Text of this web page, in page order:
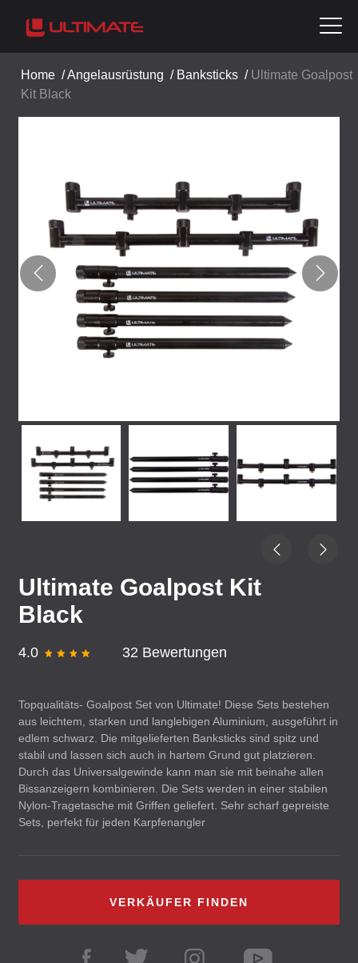
Home /Angelausrüstung / Banksticks / Ultimate Goalpost
Kit Black
Ultimate Goalpost Kit
Black
4.0 32 Bewertungen
Topqualitäts- Goalpost Set von Ultimate! Diese Sets bestehen
aus leichtem, starken und langlebigen Aluminium, ausgeführt in
edlem schwarz. Die mitgelieferten Banksticks sind spitz und
stabil und lassen sich auch in hartem Grund gut platzieren.
Durch das Universalgewinde kann man sie mit beinahe allen
Bissanzeigern kombinieren. Die Sets werden in einer stabilen
Nylon-Tragetasche mit Griffen geliefert. Sehr scharf gepreiste
Sets, perfekt für jeden Karpfenangler
VERKÄUFER FINDEN